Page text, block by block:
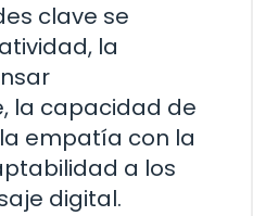
clave se
la
la capacidad de
empatía con la
a los
digital.